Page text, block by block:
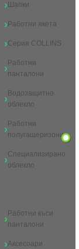
Шапки
Работни якета
Серия COLLINS
Работни
панталони
Водозащитно
облекло
Работни
полугащеризони
Специализирано
облекло
Работни къси
панталони
Аксесоари